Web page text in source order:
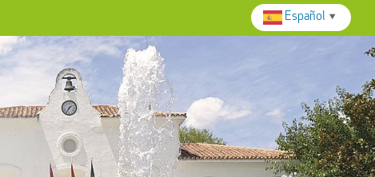
Español ▼